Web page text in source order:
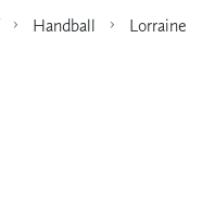
Handball Lorraine